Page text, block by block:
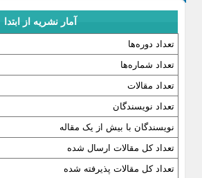
آمار نشریه از ابتدا
تعداد دوره‌ها
تعداد شماره‌ها
تعداد مقالات
تعداد نویسندگان
نویسندگان با بیش از یک مقاله
تعداد کل مقالات ارسال شده
تعداد کل مقالات پذیرفته شده